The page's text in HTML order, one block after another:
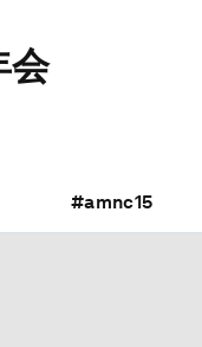
会
#amnc15